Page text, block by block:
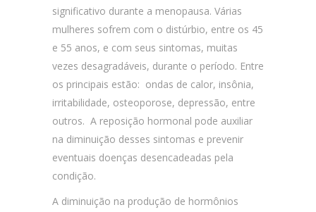
significativo durante a menopausa. Várias
mulheres sofrem com o distúrbio, entre os 45
e 55 anos, e com seus sintomas, muitas
vezes desagradáveis, durante o período. Entre
os principais estão: ondas de calor, insônia,
irritabilidade, osteoporose, depressão, entre
outros. A reposição hormonal pode auxiliar
na diminuição desses sintomas e prevenir
eventuais doenças desencadeadas pela
condição.
A diminuição na produção de hormônios